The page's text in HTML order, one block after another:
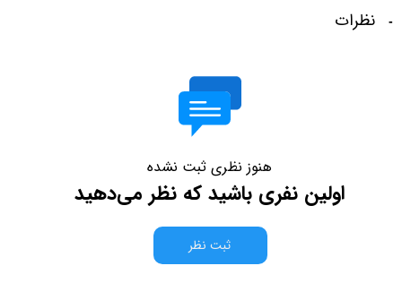
نظرات
هنوز نظری ثبت نشده
اولین نفری باشید که نظر می‌دهید
ثبت نظر